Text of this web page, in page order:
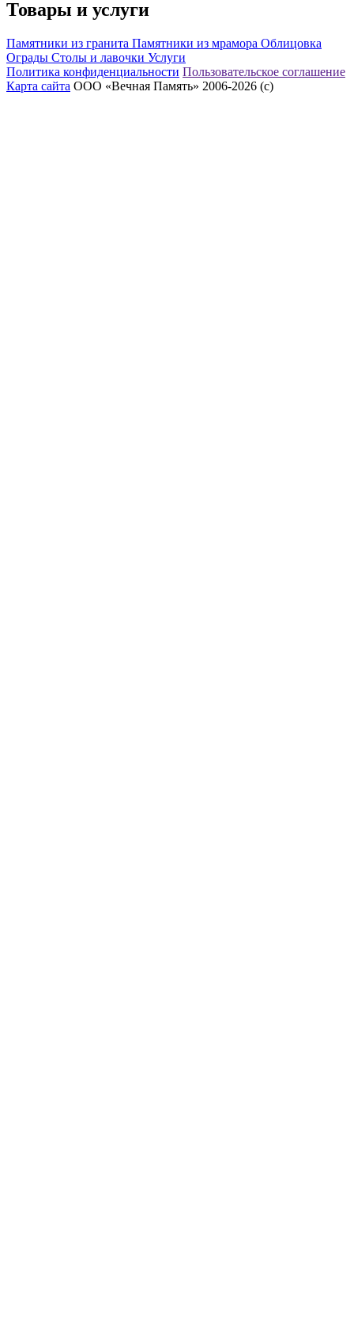
Товары и услуги
Памятники из гранита Памятники из мрамора Облицовка
Ограды Столы и лавочки Услуги
Политика конфиденциальности Пользовательское соглашение
Карта сайта ООО «Вечная Память» 2006-2026 (с)